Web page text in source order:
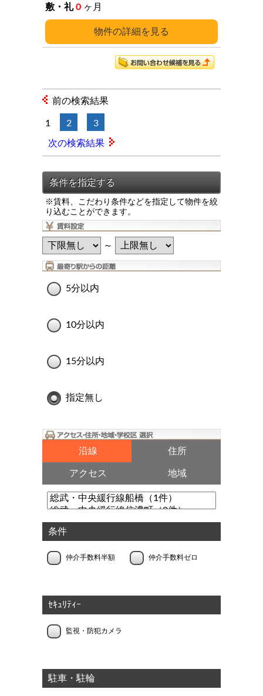
詳細
0 ヶ月
前の検索結果
1 2 3
次の検索結果
※賃料、こだわり条件などを指定して物件を絞
り込むことができます。
～
5分以内
10分以内
15分以内
指定無し
沿線 住所
アクセス 地域
条件
仲介手数料半額 仲介手数料ゼロ
ｾｷｭﾘﾃｨｰ
監視・防犯カメラ
駐車・駐輪